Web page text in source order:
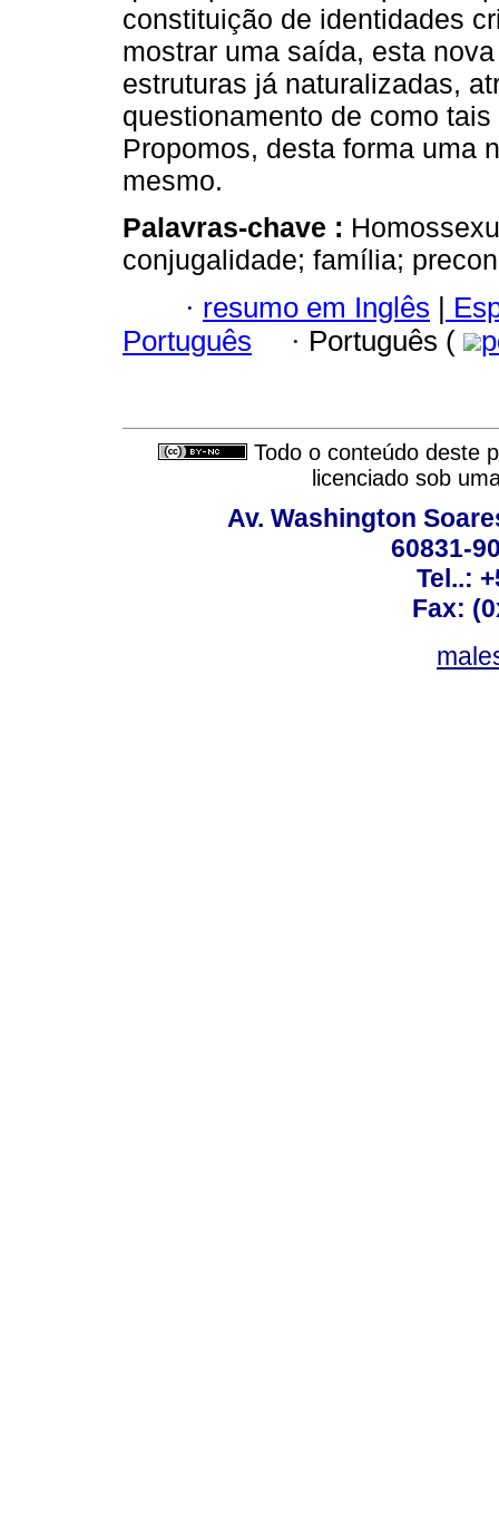
constituição de identidades
mostrar uma saída, esta
estruturas já naturalizadas,
questionamento de como
Propomos, desta forma uma
mesmo.
Palavras-chave :
conjugalidade; família;
· resumo em Inglês |
Português
· Português (
Todo o conteúdo deste
licenciado sob
Av. Washington
60831-
Tel..:
Fax: